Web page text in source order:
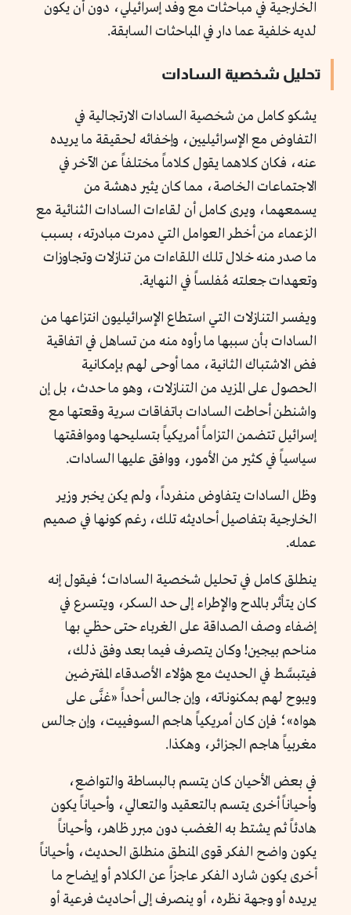
الخارجية في مباحثات مع وفد إسرائيلي، دون أن يكون
لديه خلفية عما دار في المباحثات السابقة.
تحليل شخصية السادات
يشكو كامل من شخصية السادات الارتجالية في
التفاوض مع الإسرائيليين، وإخفائه لحقيقة ما يريده
عنه، فكان كلاهما يقول كلاماً مختلفاً عن الآخر في
الاجتماعات الخاصة، مما كان يثير دهشة من
يسمعهما، ويرى كامل أن لقاءات السادات الثنائية مع
الزعماء من أخطر العوامل التي دمرت مبادرته، بسبب
ما صدر منه خلال تلك اللقاءات من تنازلات وتجاوزات
وتعهدات جعلته مُفلساً في النهاية.
ويفسر التنازلات التي استطاع الإسرائيليون انتزاعها من
السادات بأن سببها ما رأوه منه من تساهل في اتفاقية
فض الاشتباك الثانية، مما أوحى لهم بإمكانية
الحصول على المزيد من التنازلات، وهو ما حدث، بل إن
واشنطن أحاطت السادات باتفاقات سرية وقعتها مع
إسرائيل تتضمن التزاماً أمريكياً بتسليحها وموافقتها
سياسياً في كثير من الأمور، ووافق عليها السادات.
وظل السادات يتفاوض منفرداً، ولم يكن يخبر وزير
الخارجية بتفاصيل أحاديثه تلك، رغم كونها في صميم
عمله.
ينطلق كامل في تحليل شخصية السادات؛ فيقول إنه
كان يتأثر بالمدح والإطراء إلى حد السكر، ويتسرع في
إضفاء وصف الصداقة على الغرباء حتى حظي بها
مناحم بيجين! وكان يتصرف فيما بعد وفق ذلك،
فيتبسَّط في الحديث مع هؤلاء الأصدقاء المفترضين
ويبوح لهم بمكنوناته، وإن جالس أحداً «غنَّى على
هواه»؛ فإن كان أمريكياً هاجم السوفييت، وإن جالس
مغربياً هاجم الجزائر، وهكذا.
في بعض الأحيان كان يتسم بالبساطة والتواضع،
وأحياناً أخرى يتسم بالتعقيد والتعالي، وأحياناً يكون
هادئاً ثم يشتط به الغضب دون مبرر ظاهر، وأحياناً
يكون واضح الفكر قوى المنطق منطلق الحديث، وأحياناً
أخرى يكون شارد الفكر عاجزاً عن الكلام أو إيضاح ما
يريده أو وجهة نظره، أو ينصرف إلى أحاديث فرعية أو